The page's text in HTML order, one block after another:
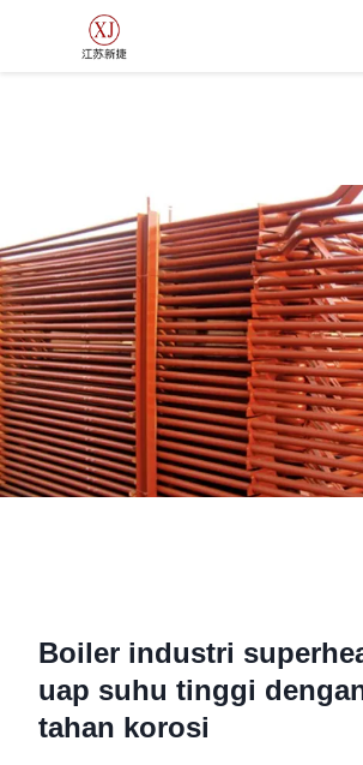
Boiler industri
uap suhu tinggi
tahan korosi